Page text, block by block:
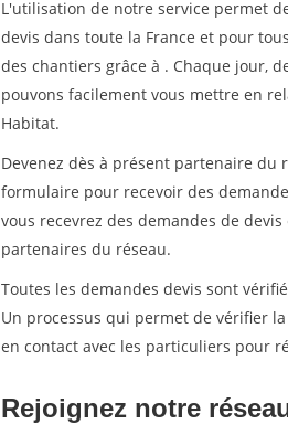
L'utilisation de notre service permet
devis dans toute la France et pour
des chantiers grâce à . Chaque jour,
pouvons facilement vous mettre en
Habitat.
Devenez dès à présent partenaire du
formulaire pour recevoir des
vous recevrez des demandes de
partenaires du réseau.
Toutes les demandes devis sont
Un processus qui permet de vérifier
en contact avec les particuliers pour
Rejoignez notre